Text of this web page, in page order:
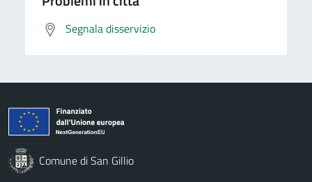
Segnala disservizio
Comune di San Gillio